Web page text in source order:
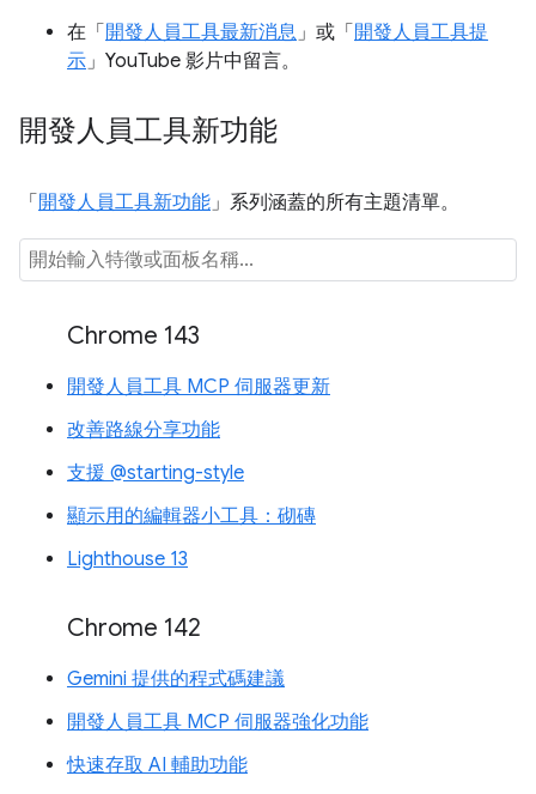
在「開發人員工具最新消息 」或「開發人員工具提
示 」YouTube 影片中留言。
開發人員工具新功能
「開發人員工具新功能 」系列涵蓋的所有主題清單。
Chrome 143
開發人員工具 MCP 伺服器更新
改善路線分享功能
支援 @starting-style
顯示用的編輯器小工具：砌磚
Lighthouse 13
Chrome 142
Gemini 提供的程式碼建議
開發人員工具 MCP 伺服器強化功能
快速存取 AI 輔助功能